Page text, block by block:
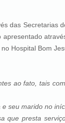
Secretarias de
Hospital Bom
ao fato, tais
seu marido no
que presta